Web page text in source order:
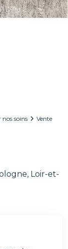
soins
Vente
, Loir-et-